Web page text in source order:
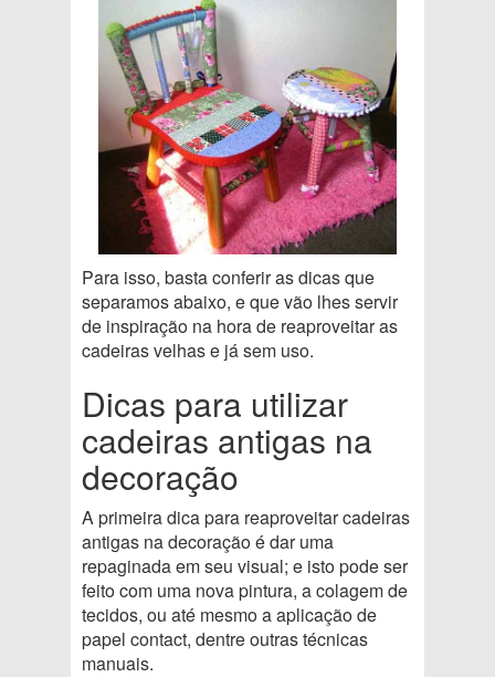
Para isso, basta conferir as dicas que
separamos abaixo, e que vão lhes servir
de inspiração na hora de reaproveitar as
cadeiras velhas e já sem uso.
Dicas para utilizar
cadeiras antigas na
decoração
A primeira dica para reaproveitar cadeiras
antigas na decoração é dar uma
repaginada em seu visual; e isto pode ser
feito com uma nova pintura, a colagem de
tecidos, ou até mesmo a aplicação de
papel contact, dentre outras técnicas
manuais.